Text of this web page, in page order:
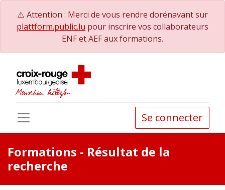
⚠️ Attention : Merci de vous rendre dorénavant sur
plattform.public.lu pour inscrire vos collaborateurs
ENF et AEF aux formations.
Se connecter
Formations - Résultat de la
recherche